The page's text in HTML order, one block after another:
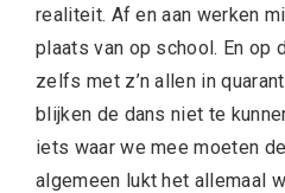
realiteit. Af en aan werken
plaats van op school. En op
zelfs met z’n allen in
blijken de dans niet te
iets waar we mee moeten
algemeen lukt het allemaal